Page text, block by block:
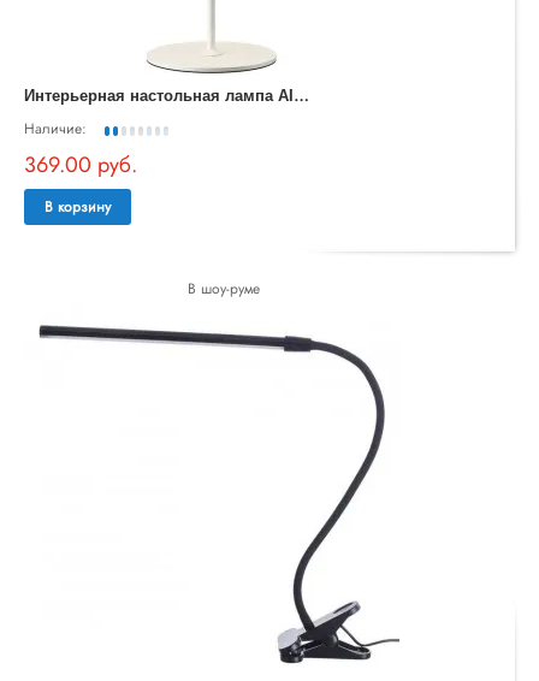
И
нтерьерная настольная лампа AI Collaboration MOD229TL-L3W3K2
Наличие:
369.00 руб.
В корзину
В шоу-руме